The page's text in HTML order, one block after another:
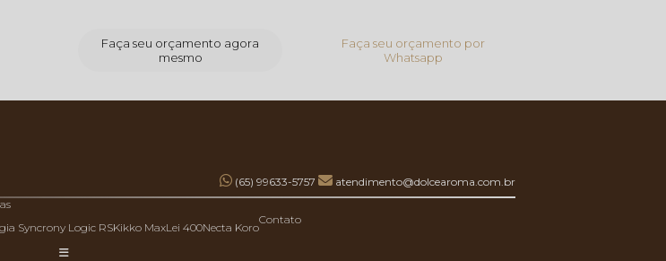
Faça seu orçamento agora
mesmo
Faça seu orçamento por
Whatsapp
(65) 99633-5757 atendimento@dolcearoma.com.br
Syncrony Logic RS Kikko Max Lei 400 Necta Koro
Contato